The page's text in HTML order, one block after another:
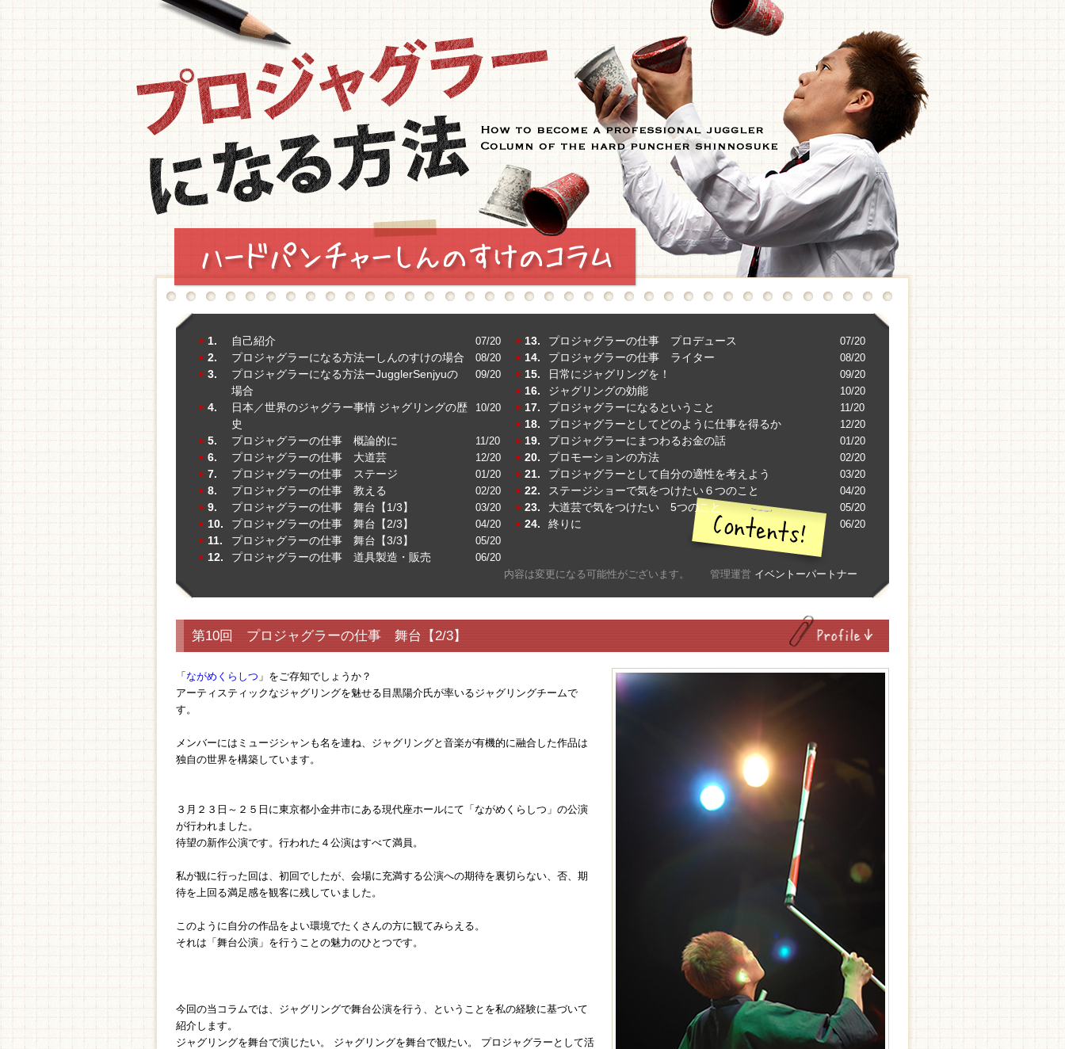
1. 自己紹介 07/20
2. プロジャグラーになる方法ーしんのすけの場合 08/20
3.
プロジャグラーになる方法ーJugglerSenjyuの
場合
09/20
4.
日本／世界のジャグラー事情 ジャグリングの歴
史
10/20
5. プロジャグラーの仕事 概論的に 11/20
6. プロジャグラーの仕事 大道芸 12/20
7. プロジャグラーの仕事 ステージ 01/20
8. プロジャグラーの仕事 教える 02/20
9. プロジャグラーの仕事 舞台【1/3】 03/20
10. プロジャグラーの仕事 舞台【2/3】 04/20
11. プロジャグラーの仕事 舞台【3/3】 05/20
12. プロジャグラーの仕事 道具製造・販売 06/20
13. プロジャグラーの仕事 プロデュース 07/20
14. プロジャグラーの仕事 ライター 08/20
15. 日常にジャグリングを！ 09/20
16. ジャグリングの効能 10/20
17. プロジャグラーになるということ 11/20
18. プロジャグラーとしてどのように仕事を得るか 12/20
19. プロジャグラーにまつわるお金の話 01/20
20. プロモーションの方法 02/20
21. プロジャグラーとして自分の適性を考えよう 03/20
22. ステージショーで気をつけたい６つのこと 04/20
23. 大道芸で気をつけたい 5つのこと 05/20
24. 終りに 06/20
内容は変更になる可能性がございます。 管理運営 イベントーパートナー
第10回 プロジャグラーの仕事 舞台【2/3】
「 ながめくらしつ 」をご存知でしょうか？
アーティスティックなジャグリングを魅せる目黒陽介氏が率いるジャグリングチームで
す。
メンバーにはミュージシャンも名を連ね、ジャグリングと音楽が有機的に融合した作品は
独自の世界を構築しています。
３月２３日～２５日に東京都小金井市にある現代座ホールにて「ながめくらしつ」の公演
が行われました。
待望の新作公演です。行われた４公演はすべて満員。
私が観に行った回は、初回でしたが、会場に充満する公演への期待を裏切らない、否、期
待を上回る満足感を観客に残していました。
このように自分の作品をよい環境でたくさんの方に観てみらえる。
それは「舞台公演」を行うことの魅力のひとつです。
今回の当コラムでは、ジャグリングで舞台公演を行う、ということを私の経験に基づいて
紹介します。
ジャグリングを舞台で演じたい。 ジャグリングを舞台で観たい。 プロジャグラーとして活